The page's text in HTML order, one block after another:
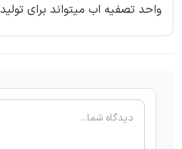
واحد تصفیه اب میتواند برای